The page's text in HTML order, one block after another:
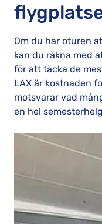
Om du har oturen
kan du räkna med
för att täcka de
LAX är kostnaden
motsvarar vad
en hel